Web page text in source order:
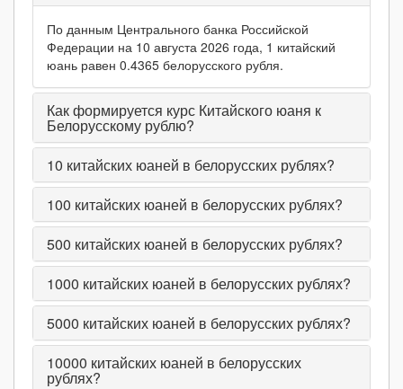
По данным Центрального банка Российской
Федерации на 10 августа 2026 года, 1 китайский
юань равен 0.4365 белорусского рубля.
Как формируется курс Китайского юаня к
Белорусскому рублю?
10 китайских юаней в белорусских рублях?
100 китайских юаней в белорусских рублях?
500 китайских юаней в белорусских рублях?
1000 китайских юаней в белорусских рублях?
5000 китайских юаней в белорусских рублях?
10000 китайских юаней в белорусских
рублях?